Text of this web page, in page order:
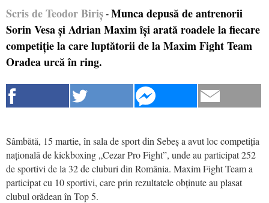
Scris de Teodor Biriș - Munca depusă de antrenorii
Sorin Vesa și Adrian Maxim își arată roadele la fiecare
competiție la care luptătorii de la Maxim Fight Team
Oradea urcă în ring.
Sâmbătă, 15 martie, în sala de sport din Sebeș a avut loc competiția
națională de kickboxing „Cezar Pro Fight”, unde au participat 252
de sportivi de la 32 de cluburi din România. Maxim Fight Team a
participat cu 10 sportivi, care prin rezultatele obținute au plasat
clubul orădean în Top 5.